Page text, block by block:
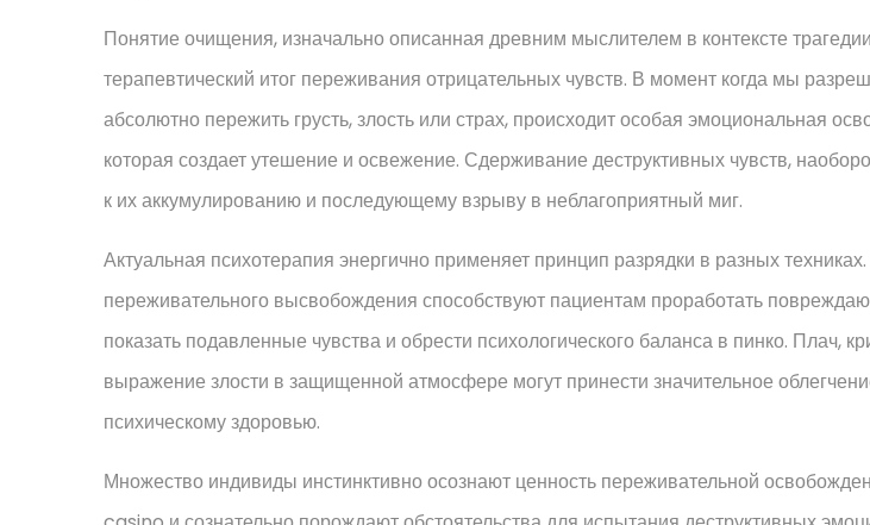
Понятие очищения, изначально описанная древним мыслителем в контексте
терапевтический итог переживания отрицательных чувств. В момент когда мы
абсолютно пережить грусть, злость или страх, происходит особая эмоциональная
которая создает утешение и освежение. Сдерживание деструктивных чувств,
к их аккумулированию и последующему взрыву в неблагоприятный миг.
Актуальная психотерапия энергично применяет принцип разрядки в разных
переживательного высвобождения способствуют пациентам проработать
показать подавленные чувства и обрести психологического баланса в пинко. Плач,
выражение злости в защищенной атмосфере могут принести значительное
психическому здоровью.
Множество индивиды инстинктивно осознают ценность переживательной